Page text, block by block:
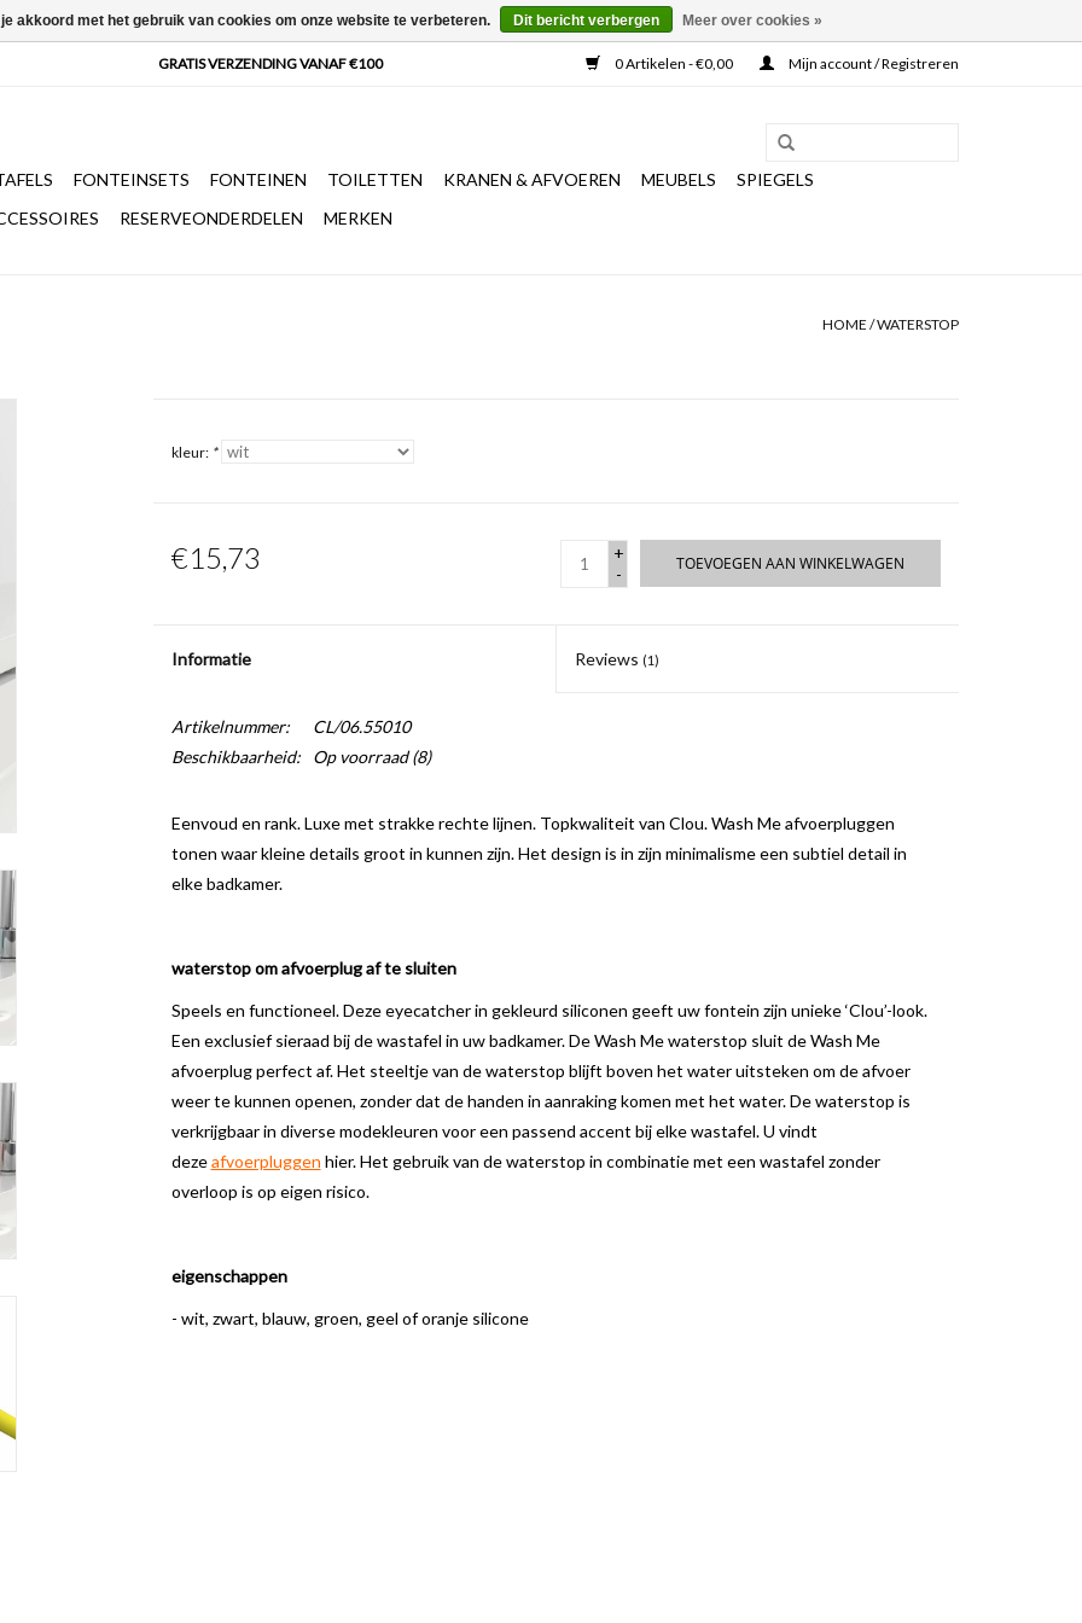
0 Artikelen - €0,00 Mijn account / Registreren
FONTEINSETS FONTEINEN TOILETTEN KRANEN & AFVOEREN MEUBELS
SPIEGELS
RESERVEONDERDELEN MERKEN
HOME /WATERSTOP
kleur: *
€15,73
+
-
TOEVOEGEN AAN WINKELWAGEN
Informatie Reviews (1)
Artikelnummer:
CL/06.55010
Beschikbaarheid:
Op voorraad(8)
Eenvoud en rank. Luxe met strakke rechte lijnen. Topkwaliteit van Clou. Wash Me afvoerpluggen
tonen waar kleine details groot in kunnen zijn. Het design is in zijn minimalisme een subtiel detail in
elke badkamer.
waterstop om afvoerplug af te sluiten
Speels en functioneel. Deze eyecatcher in gekleurd siliconen geeft uw fontein zijn unieke ‘Clou’-look.
Een exclusief sieraad bij de wastafel in uw badkamer. De Wash Me waterstop sluit de Wash Me
afvoerplug perfect af. Het steeltje van de waterstop blijft boven het water uitsteken om de afvoer
weer te kunnen openen, zonder dat de handen in aanraking komen met het water. De waterstop is
verkrijgbaar in diverse modekleuren voor een passend accent bij elke wastafel. U vindt
dezeafvoerpluggen hier. Het gebruik van de waterstop in combinatie met een wastafel zonder
overloop is op eigen risico.
eigenschappen
- wit, zwart, blauw, groen, geel of oranje silicone
akkoord met het gebruik van cookies om onze website te verbeteren. Dit bericht verbergen Meer over cookies »